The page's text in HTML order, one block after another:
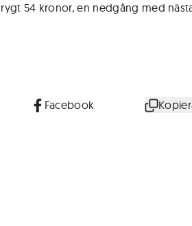
54 kronor, en nedgång med
Facebook